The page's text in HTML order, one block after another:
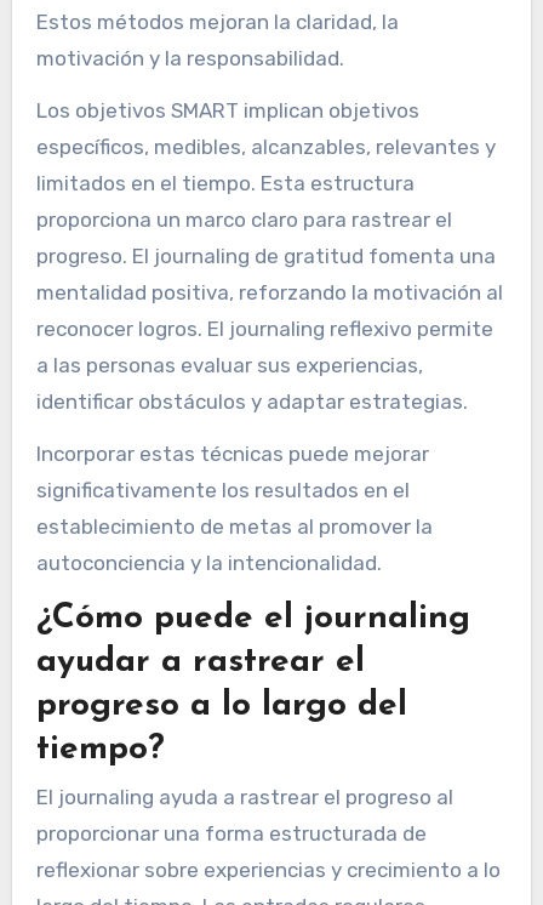
Estos métodos mejoran la claridad, la
motivación y la responsabilidad.
Los objetivos SMART implican objetivos
específicos, medibles, alcanzables, relevantes y
limitados en el tiempo. Esta estructura
proporciona un marco claro para rastrear el
progreso. El journaling de gratitud fomenta una
mentalidad positiva, reforzando la motivación al
reconocer logros. El journaling reflexivo permite
a las personas evaluar sus experiencias,
identificar obstáculos y adaptar estrategias.
Incorporar estas técnicas puede mejorar
significativamente los resultados en el
establecimiento de metas al promover la
autoconciencia y la intencionalidad.
¿Cómo puede el journaling
ayudar a rastrear el
progreso a lo largo del
tiempo?
El journaling ayuda a rastrear el progreso al
proporcionar una forma estructurada de
reflexionar sobre experiencias y crecimiento a lo